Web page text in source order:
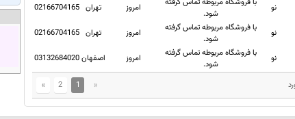
نو
با فروشگاه مربوطه تماس گرفته
شود.
امروز تهران 02166704165
نو
با فروشگاه مربوطه تماس گرفته
شود.
امروز تهران 02166704165
نو
با فروشگاه مربوطه تماس گرفته
شود.
امروز اصفهان03132684020
«
1
2
»